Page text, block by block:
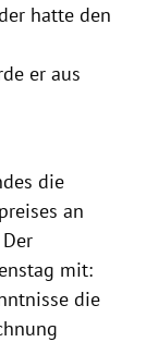
hatte den
er aus
die
an
mit:
die